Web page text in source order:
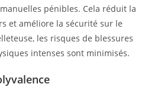
pénibles. Cela réduit la
et améliore la sécurité sur le
les risques de blessures
intenses sont minimisés.